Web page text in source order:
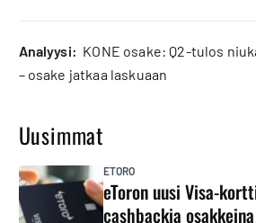
analyysi: KONE osake: Q2-tulos
– osake jatkaa laskuaan
Uusimmat
ETORO
eToron uusi Visa-
cashbackia osakkeina